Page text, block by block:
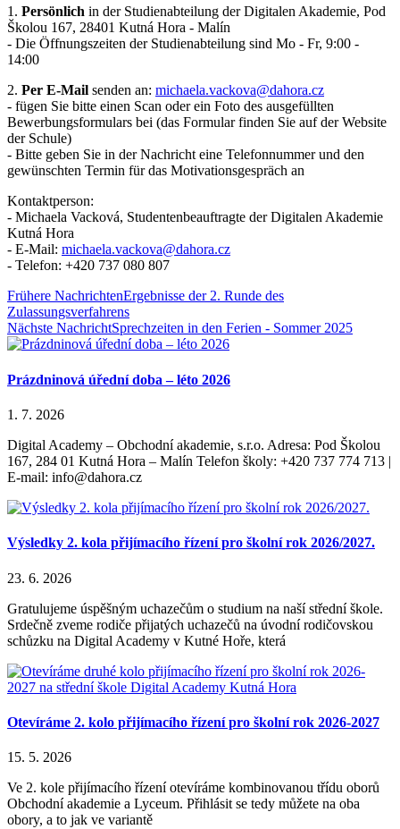
1. Persönlich in der Studienabteilung der Digitalen Akademie, Pod
Školou 167, 28401 Kutná Hora - Malín
- Die Öffnungszeiten der Studienabteilung sind Mo - Fr, 9:00 -
14:00
2. Per E-Mail senden an: michaela.vackova@dahora.cz
- fügen Sie bitte einen Scan oder ein Foto des ausgefüllten
Bewerbungsformulars bei (das Formular finden Sie auf der Website
der Schule)
- Bitte geben Sie in der Nachricht eine Telefonnummer und den
gewünschten Termin für das Motivationsgespräch an
Kontaktperson:
- Michaela Vacková, Studentenbeauftragte der Digitalen Akademie
Kutná Hora
- E-Mail: michaela.vackova@dahora.cz
- Telefon: +420 737 080 807
Frühere NachrichtenErgebnisse der 2. Runde des
Zulassungsverfahrens
Nächste NachrichtSprechzeiten in den Ferien - Sommer 2025
Prázdninová úřední doba – léto 2026
1. 7. 2026
Digital Academy – Obchodní akademie, s.r.o. Adresa: Pod Školou
167, 284 01 Kutná Hora – Malín Telefon školy: +420 737 774 713 |
E-mail: info@dahora.cz
Výsledky 2. kola přijímacího řízení pro školní rok 2026/2027.
23. 6. 2026
Gratulujeme úspěšným uchazečům o studium na naší střední škole.
Srdečně zveme rodiče přijatých uchazečů na úvodní rodičovskou
schůzku na Digital Academy v Kutné Hoře, která
Otevíráme 2. kolo přijímacího řízení pro školní rok 2026-2027
15. 5. 2026
Ve 2. kole přijímacího řízení otevíráme kombinovanou třídu oborů
Obchodní akademie a Lyceum. Přihlásit se tedy můžete na oba
obory, a to jak ve variantě